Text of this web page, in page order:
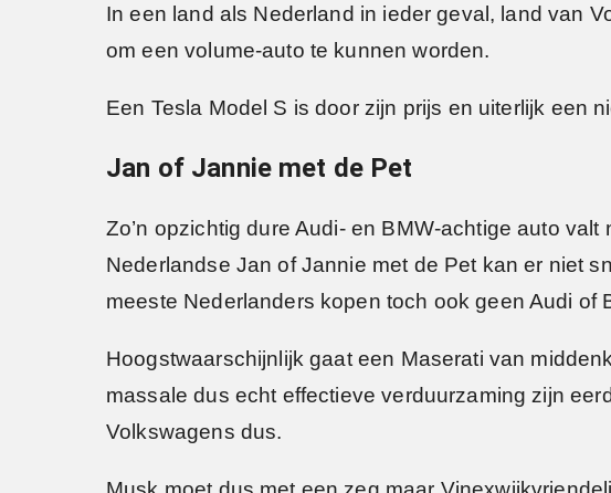
In een land als Nederland in ieder geval, land van
om een volume-auto te kunnen worden.
Een Tesla Model S is door zijn prijs en uiterlijk een
Jan of Jannie met de Pet
Zo’n opzichtig dure Audi- en BMW-achtige auto
Nederlandse Jan of Jannie met de Pet kan er niet
meeste Nederlanders kopen toch ook geen Audi of
Hoogstwaarschijnlijk gaat een Maserati van
massale dus echt effectieve verduurzaming zijn
Volkswagens dus.